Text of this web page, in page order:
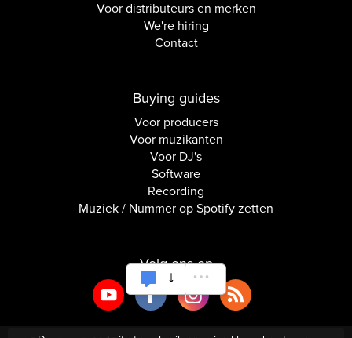
Voor distributeurs en merken
We're hiring
Contact
Buying guides
Voor producers
Voor muzikanten
Voor DJ's
Software
Recording
Muziek / Nummer op Spotify zetten
Volg ons op